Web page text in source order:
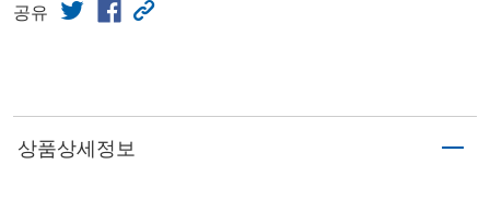
공유
상품상세정보